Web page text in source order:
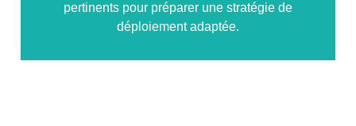
pertinents pour préparer une stratégie de
déploiement adaptée.